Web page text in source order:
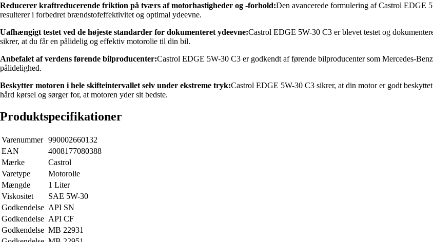
Reducerer kraftreducerende friktion på tværs af motorhastigheder og -forhold:Den avancerede formulering af Castrol EDGE
resulterer i forbedret brændstofeffektivitet og optimal ydeevne.
Uafhængigt testet ved de højeste standarder for dokumenteret ydeevne:Castrol EDGE 5W-30 C3 er blevet testet og
sikrer, at du får en pålidelig og effektiv motorolie til din bil.
Anbefalet af verdens førende bilproducenter:Castrol EDGE 5W-30 C3 er godkendt af førende bilproducenter som Mercedes-
pålidelighed.
Beskytter motoren i hele skifteintervallet selv under ekstreme tryk:Castrol EDGE 5W-30 C3 sikrer, at din motor er godt
hård kørsel og sørger for, at motoren yder sit bedste.
Produktspecifikationer
Varenummer 990002660132
EAN
4008177080388
Mærke
Castrol
Varetype
Motorolie
Mængde
1 Liter
Viskositet
SAE 5W-30
Godkendelse API SN
Godkendelse API CF
Godkendelse MB 22931